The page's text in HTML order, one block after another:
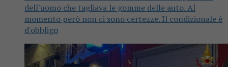
dell'uomo che tagliava le gomme delle auto. Al
momento però non ci sono certezze. Il condizionale è
d'obbligo